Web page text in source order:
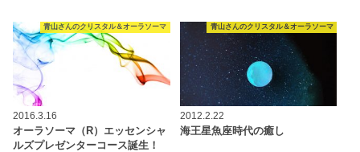
青山さんのクリスタル＆オーラソーマ
2016.3.16
オーラソーマ（R）エッセンシャ
ルズプレゼンターコース誕生！
青山さんのクリスタル＆オーラソーマ
2012.2.22
海王星魚座時代の癒し